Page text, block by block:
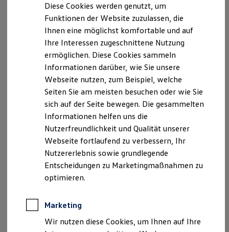
Für Privatkunden
Für Gewerbekunden
Leasing
Für Privatkunden
Für Gewerbekunden
Versicherungen & Garantien
Garantien
Kfz-Versicherung für Nutzfahrzeuge
Restschuldversicherung
Wartungsverträge
Besitzer & Service
Reparatur & Service
Sommer-Special
Reparatur, Pflege & Inspektion
Servicetermin anfragen
Service-Vorteile bei Volkswagen Nutzfahrzeuge
ServicePlus
Economy Service
Räder & Reifen Service
Ersatzfahrzeuge
Software, Konnektivität & Apps
California App
VW Connect für Ihren ID. Buzz
VW Connect für Ihren Transporter/Caravelle
Geschäftsführer: Sebastian Sauerbrunn
Stockacher Str. 100 – 104, 78532 Tuttlingen
Tel.: 07461 1708 0
Fax: 07461 1708 39
E-Mail:info-tut@grafhardenberg.de
Internet:www.grafhardenberg.de
Registergericht Stuttgart, HRA 450282
Registrierungsnummer: D-1GUE-17TD8-88
Versicherungsvertreter (produktakzessorisch) mit
Erlaubnisbefreiung nach §34d Absatz 3 GewO, erteilt
durch die IHK Schwarzwald-Baar-Heuberg.,
Registerdaten: Deutscher Industrie- und
Handelskammertag (DIHK) e.V.
Diese Cookies werden genutzt, um
Funktionen der Website zuzulassen, die
Ihnen eine möglichst komfortable und auf
Ihre Interessen zugeschnittene Nutzung
ermöglichen. Diese Cookies sammeln
Informationen darüber, wie Sie unsere
Webseite nutzen, zum Beispiel, welche
Seiten Sie am meisten besuchen oder wie Sie
sich auf der Seite bewegen. Die gesammelten
Informationen helfen uns die
Nutzerfreundlichkeit und Qualität unserer
Webseite fortlaufend zu verbessern, Ihr
Nutzererlebnis sowie grundlegende
Entscheidungen zu Marketingmaßnahmen zu
optimieren.
Marketing
Wir nutzen diese Cookies, um Ihnen auf Ihre